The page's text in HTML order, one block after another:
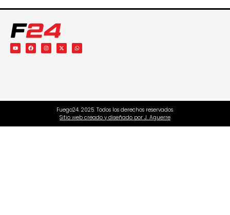
Fuego24. 2025. Todos los derechos reservados.
Sitio web creado y diseñado por J. Aguerre